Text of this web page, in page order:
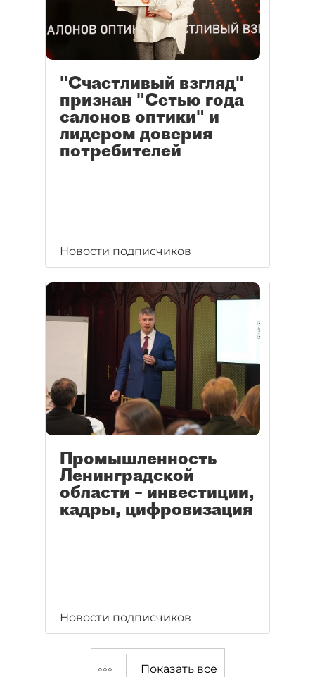
"Счастливый взгляд"
признан "Сетью года
салонов оптики" и
лидером доверия
потребителей
Новости подписчиков
Промышленность
Ленинградской
области – инвестиции,
кадры, цифровизация
Новости подписчиков
Показать все